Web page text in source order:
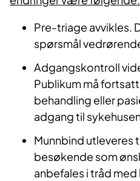
​Pre-triage avvikles.
spørsmål
Adgangskontroll
Publikum må
behandling eller
adgang til
Munnbind utleveres
besøkende som
anbefales i tråd med